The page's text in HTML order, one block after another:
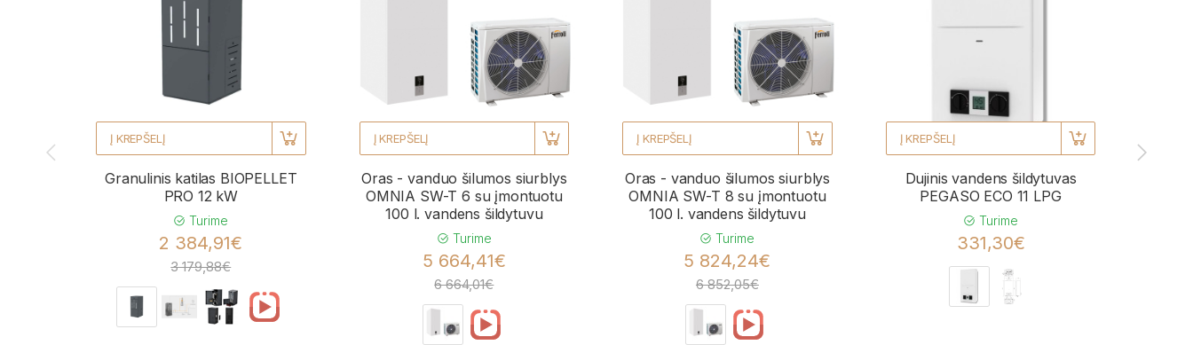
Į KREPŠELĮ
Granulinis katilas BIOPELLET
PRO 12 kW
Turime
2 384,91€
3 179,88€
Į KREPŠELĮ
Oras - vanduo šilumos siurblys
OMNIA SW-T 6 su įmontuotu
100 l. vandens šildytuvu
Turime
5 664,41€
6 664,01€
Į KREPŠELĮ
Oras - vanduo šilumos siurblys
OMNIA SW-T 8 su įmontuotu
100 l. vandens šildytuvu
Turime
5 824,24€
6 852,05€
Į KREPŠELĮ
Dujinis vandens šildytuvas
PEGASO ECO 11 LPG
Turime
331,30€